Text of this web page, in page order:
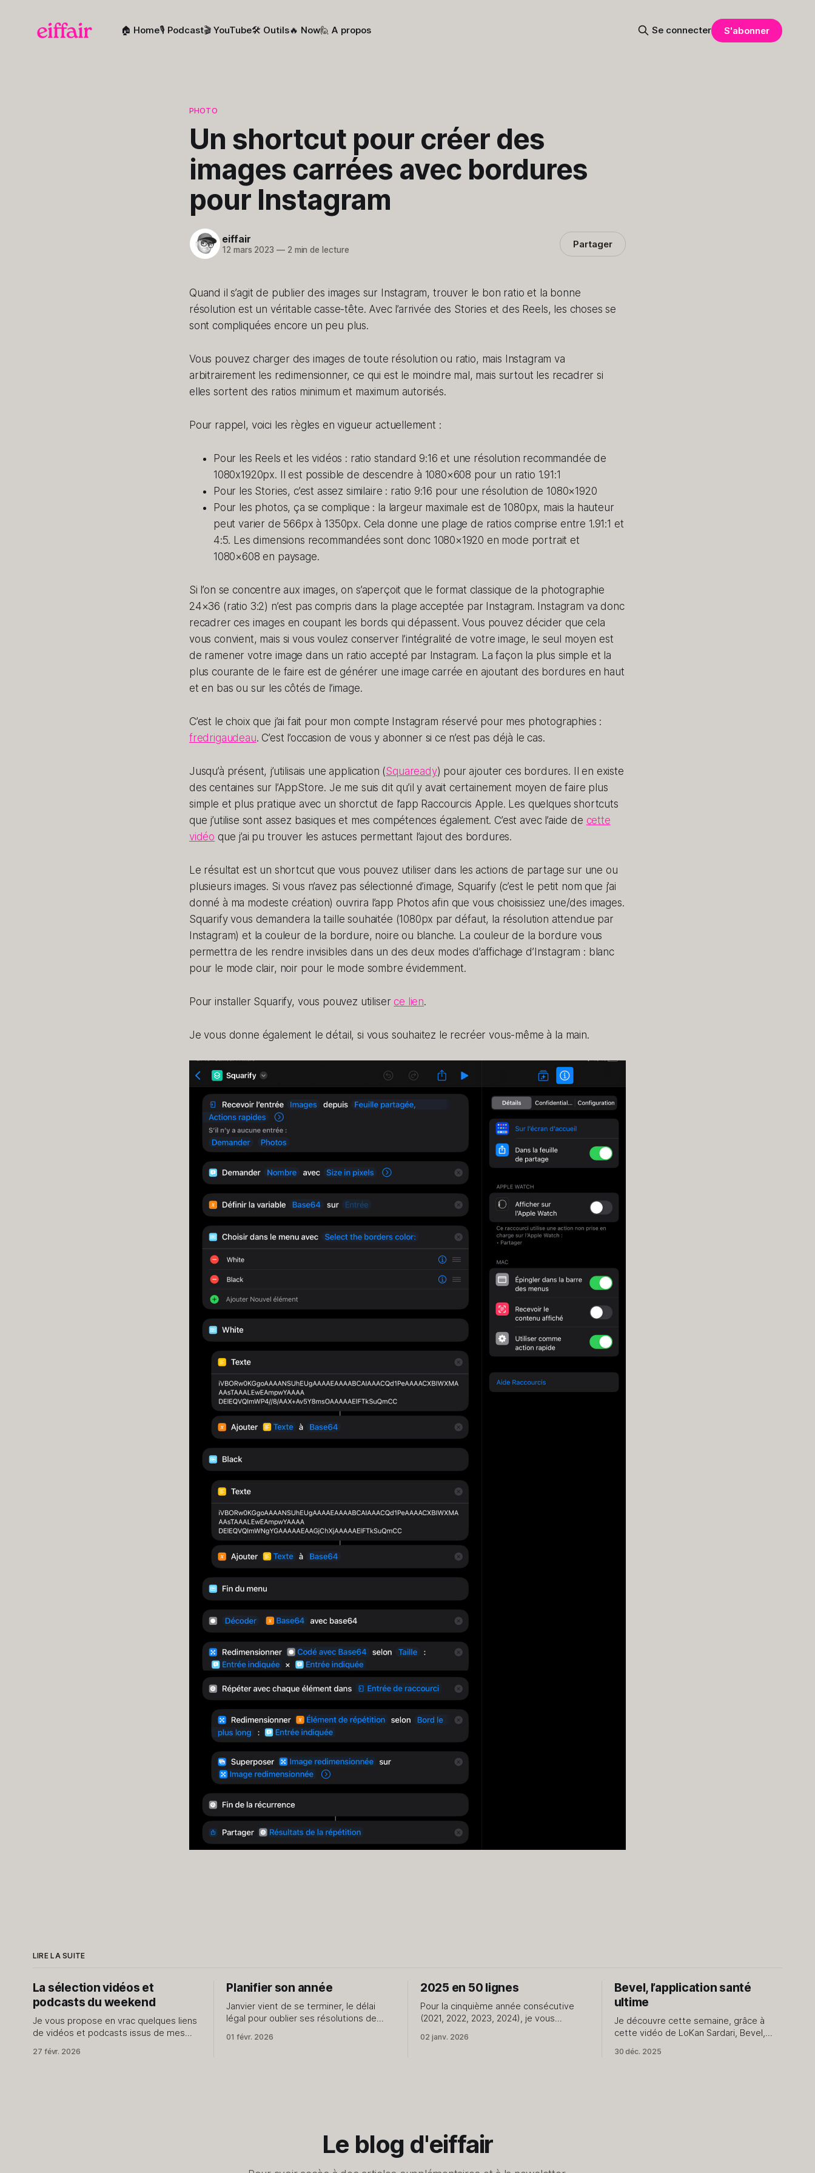
🏠 Home🎙️ Podcast🎬 YouTube🛠️ Outils🔥 Now🙋 A propos Se connecter S'abonner
PHOTO
Un shortcut pour créer des
images carrées avec bordures
pour Instagram
eiffair
12 mars 2023 —2 min de lecture Partager
Quand il s’agit de publier des images sur Instagram, trouver le bon ratio et la bonne
résolution est un véritable casse-tête. Avec l’arrivée des Stories et des Reels, les choses se
sont compliquées encore un peu plus.
Vous pouvez charger des images de toute résolution ou ratio, mais Instagram va
arbitrairement les redimensionner, ce qui est le moindre mal, mais surtout les recadrer si
elles sortent des ratios minimum et maximum autorisés.
Pour rappel, voici les règles en vigueur actuellement :
Pour les Reels et les vidéos : ratio standard 9:16 et une résolution recommandée de
1080x1920px. Il est possible de descendre à 1080×608 pour un ratio 1.91:1
Pour les Stories, c’est assez similaire : ratio 9:16 pour une résolution de 1080×1920
Pour les photos, ça se complique : la largeur maximale est de 1080px, mais la hauteur
peut varier de 566px à 1350px. Cela donne une plage de ratios comprise entre 1.91:1 et
4:5. Les dimensions recommandées sont donc 1080×1920 en mode portrait et
1080×608 en paysage.
Si l’on se concentre aux images, on s’aperçoit que le format classique de la photographie
24×36 (ratio 3:2) n’est pas compris dans la plage acceptée par Instagram. Instagram va donc
recadrer ces images en coupant les bords qui dépassent. Vous pouvez décider que cela
vous convient, mais si vous voulez conserver l’intégralité de votre image, le seul moyen est
de ramener votre image dans un ratio accepté par Instagram. La façon la plus simple et la
plus courante de le faire est de générer une image carrée en ajoutant des bordures en haut
et en bas ou sur les côtés de l’image.
C’est le choix que j’ai fait pour mon compte Instagram réservé pour mes photographies :
fredrigaudeau. C’est l’occasion de vous y abonner si ce n’est pas déjà le cas.
Jusqu’à présent, j’utilisais une application (Squaready) pour ajouter ces bordures. Il en existe
des centaines sur l’AppStore. Je me suis dit qu’il y avait certainement moyen de faire plus
simple et plus pratique avec un shorctut de l’app Raccourcis Apple. Les quelques shortcuts
que j’utilise sont assez basiques et mes compétences également. C’est avec l’aide de cette
vidéo que j’ai pu trouver les astuces permettant l’ajout des bordures.
Le résultat est un shortcut que vous pouvez utiliser dans les actions de partage sur une ou
plusieurs images. Si vous n’avez pas sélectionné d’image, Squarify (c’est le petit nom que j’ai
donné à ma modeste création) ouvrira l’app Photos afin que vous choisissiez une/des images.
Squarify vous demandera la taille souhaitée (1080px par défaut, la résolution attendue par
Instagram) et la couleur de la bordure, noire ou blanche. La couleur de la bordure vous
permettra de les rendre invisibles dans un des deux modes d’affichage d’Instagram : blanc
pour le mode clair, noir pour le mode sombre évidemment.
Pour installer Squarify, vous pouvez utiliser ce lien.
Je vous donne également le détail, si vous souhaitez le recréer vous-même à la main.
LIRE LA SUITE
La sélection vidéos et
podcasts du weekend
Je vous propose en vrac quelques liens
de vidéos et podcasts issus de mes
ne vous livre que le meilleur,
27 févr. 2026
Planifier son année
Janvier vient de se terminer, le délai
légal pour oublier ses résolutions de
pencher sur son année sans la pression
01 févr. 2026
2025 en 50 lignes
Pour la cinquième année consécutive
(2021, 2022, 2023, 2024), je vous
mon quotidien. Rien de plus. 1. J'ai repris
02 janv. 2026
Bevel, l’application santé
ultime
Je découvre cette semaine, grâce à
cette vidéo de LoKan Sardari, Bevel,
une dimension que je ne soupçonnais
30 déc. 2025
Le blog d'eiffair